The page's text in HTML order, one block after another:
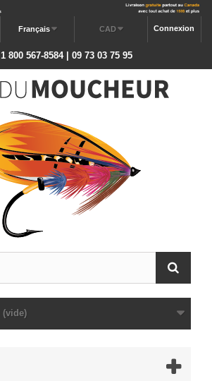
Connexion
CAD
Français
1 800 567-8584 | 09 73 03 75 95
(vide)